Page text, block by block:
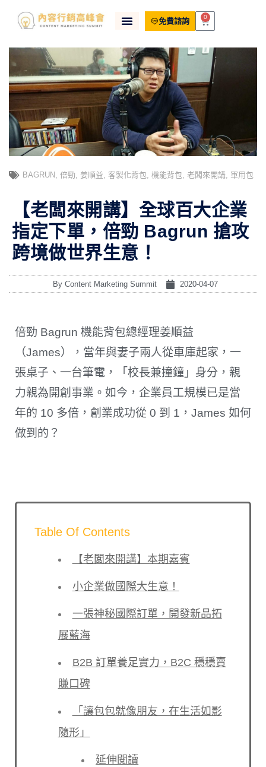
免費諮詢 0
BAGRUN , 倍勁, 姜順益, 客製化背包, 機能背包, 老闆來開講, 軍用包
【老闆來開講】全球百大企業
指定下單，倍勁 Bagrun 搶攻
跨境做世界生意！
By Content Marketing Summit 2020-04-07
倍勁 Bagrun 機能背包總經理姜順益
（James），當年與妻子兩人從車庫起家，一
張桌子、一台筆電，「校長兼撞鐘」身分，親
力親為開創事業。如今，企業員工規模已是當
年的 10 多倍，創業成功從 0 到 1，James 如何
做到的？
Table Of Contents
【老闆來開講】本期嘉賓
小企業做國際大生意！
一張神秘國際訂單，開發新品拓
展藍海
B2B 訂單養足實力，B2C 穩穩賣
賺口碑
「讓包包就像朋友，在生活如影
隨形」
延伸閱讀